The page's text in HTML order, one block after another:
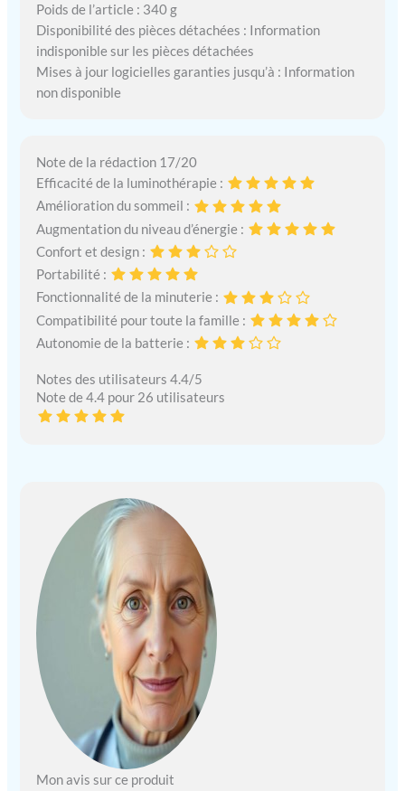
Poids de l’article : 340 g
Disponibilité des pièces détachées : Information
indisponible sur les pièces détachées
Mises à jour logicielles garanties jusqu’à : Information
non disponible
Note de la rédaction 17/20
Efficacité de la luminothérapie :
Amélioration du sommeil :
Augmentation du niveau d’énergie :
Confort et design :
Portabilité :
Fonctionnalité de la minuterie :
Compatibilité pour toute la famille :
Autonomie de la batterie :
Notes des utilisateurs 4.4/5
Note de 4.4 pour 26 utilisateurs
Mon avis sur ce produit